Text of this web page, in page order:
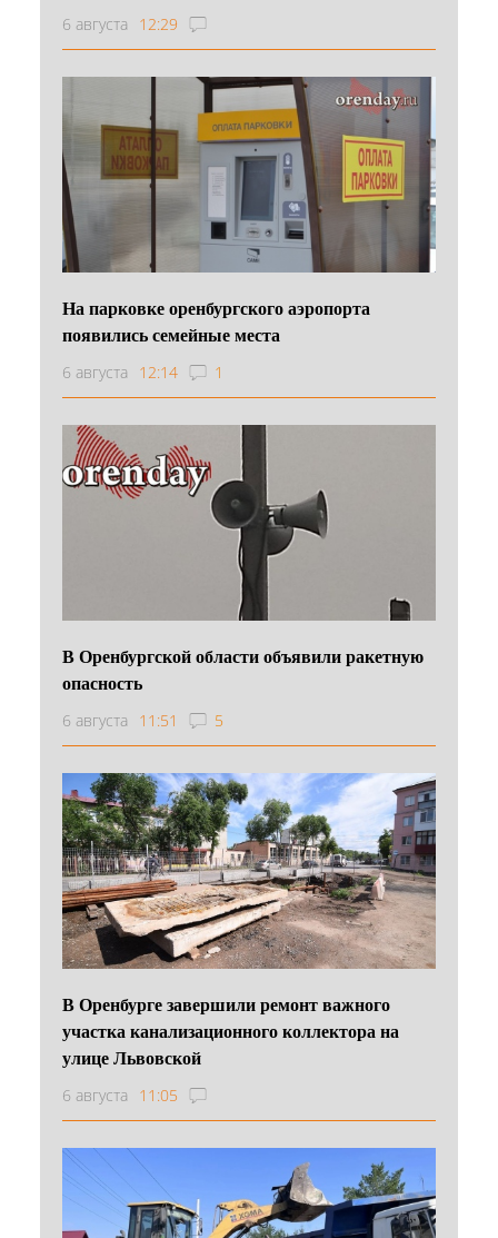
6 августа 12:29
На парковке оренбургского аэропорта
появились семейные места
6 августа 12:14 1
В Оренбургской области объявили ракетную
опасность
6 августа 11:51 5
В Оренбурге завершили ремонт важного
участка канализационного коллектора на
улице Львовской
6 августа 11:05